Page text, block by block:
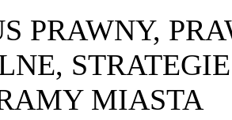
PRAWNY,
MIASTA